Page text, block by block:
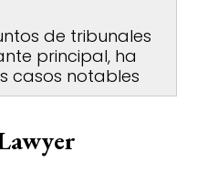
de tribunales
principal, ha
casos notables